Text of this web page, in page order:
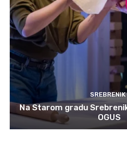
SREBRENIK
Na Starom gradu
OGUS